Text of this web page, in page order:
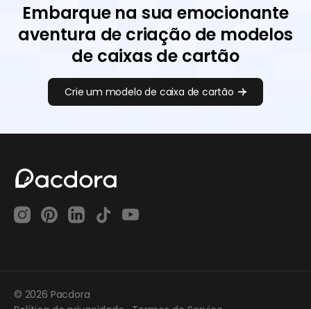
Embarque na sua emocionante
aventura de criação de modelos
de caixas de cartão
Crie um modelo de caixa de cartão
© 2026 Pacdora